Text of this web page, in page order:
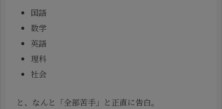
国語
数学
英語
理科
社会
と、なんと「全部苦手」と正直に告白。